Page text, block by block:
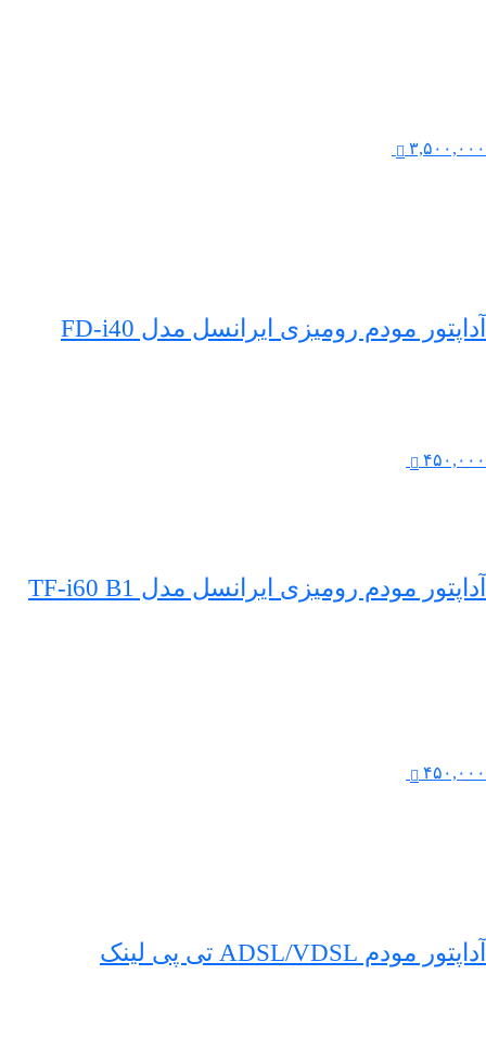
۳,۵۰۰,۰۰۰
آداپتور مودم رومیزی ایرانسل مدل FD-i40
۴۵۰,۰۰۰
آداپتور مودم رومیزی ایرانسل مدل TF-i60 B1
۴۵۰,۰۰۰
آداپتور مودم ADSL/VDSL تی پی لینک